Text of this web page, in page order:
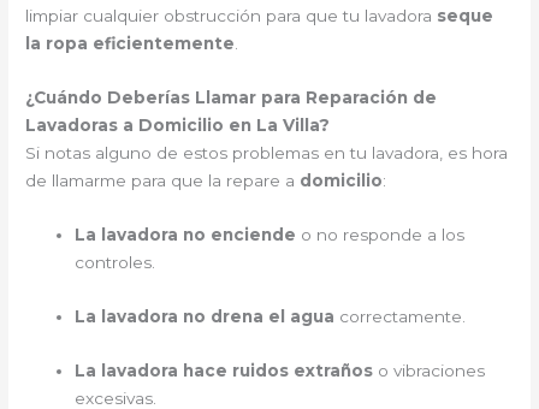
limpiar cualquier obstrucción para que tu lavadora seque
la ropa eficientemente.
¿Cuándo Deberías Llamar para Reparación de
Lavadoras a Domicilio en La Villa?
Si notas alguno de estos problemas en tu lavadora, es hora
de llamarme para que la repare a domicilio:
La lavadora no enciende o no responde a los
controles.
La lavadora no drena el agua correctamente.
La lavadora hace ruidos extraños o vibraciones
excesivas.